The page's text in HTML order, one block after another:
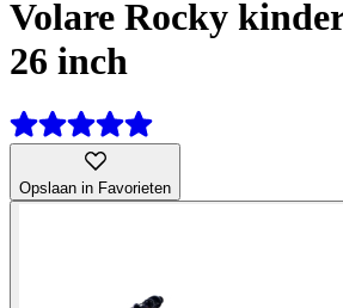
Volare Rocky
26 inch
Opslaan in Favorieten